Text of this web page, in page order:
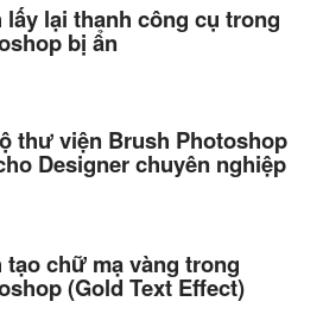
lấy lại thanh công cụ trong
bị ẩn
thư viện Brush Photoshop
Designer chuyên nghiệp
tạo chữ mạ vàng trong
(Gold Text Effect)